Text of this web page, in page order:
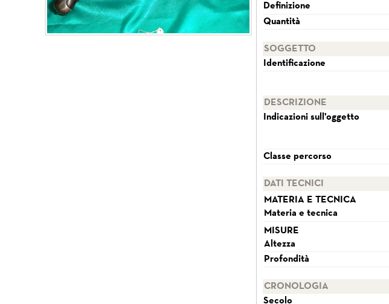
Definizione
Quantità
SOGGETTO
Identificazione
DESCRIZIONE
Indicazioni sull'oggetto
Classe percorso
DATI TECNICI
MATERIA E TECNICA
Materia e tecnica
MISURE
Altezza
Profondità
CRONOLOGIA
Secolo